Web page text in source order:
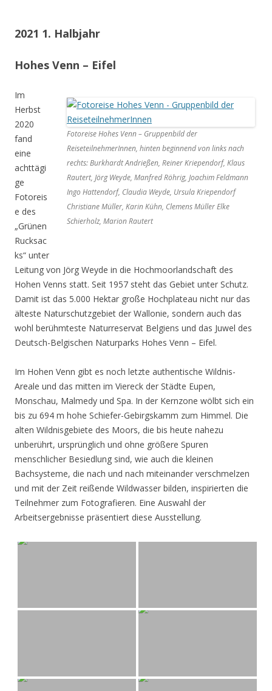
2021 1. Halbjahr
Hohes Venn – Eifel
Fotoreise Hohes Venn – Gruppenbild der
ReiseteilnehmerInnen, hinten beginnend von links nach
rechts: Burkhardt Andrießen, Reiner Kriependorf, Klaus
Rautert, Jörg Weyde, Manfred Röhrig, Joachim Feldmann
Ingo Hattendorf, Claudia Weyde, Ursula Kriependorf
Christiane Müller, Karin Kühn, Clemens Müller Elke
Schierholz, Marion Rautert
Im
Herbst
2020
fand
eine
achttägi
ge
Fotoreis
e des
„Grünen
Rucksac
ks“ unter
Leitung von Jörg Weyde in die Hochmoorlandschaft des
Hohen Venns statt. Seit 1957 steht das Gebiet unter Schutz.
Damit ist das 5.000 Hektar große Hochplateau nicht nur das
älteste Naturschutzgebiet der Wallonie, sondern auch das
wohl berühmteste Naturreservat Belgiens und das Juwel des
Deutsch-Belgischen Naturparks Hohes Venn – Eifel.
Im Hohen Venn gibt es noch letzte authentische Wildnis-
Areale und das mitten im Viereck der Städte Eupen,
Monschau, Malmedy und Spa. In der Kernzone wölbt sich ein
bis zu 694 m hohe Schiefer-Gebirgskamm zum Himmel. Die
alten Wildnisgebiete des Moors, die bis heute nahezu
unberührt, ursprünglich und ohne größere Spuren
menschlicher Besiedlung sind, wie auch die kleinen
Bachsysteme, die nach und nach miteinander verschmelzen
und mit der Zeit reißende Wildwasser bilden, inspirierten die
Teilnehmer zum Fotografieren. Eine Auswahl der
Arbeitsergebnisse präsentiert diese Ausstellung.